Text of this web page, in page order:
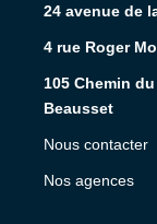
24 avenue de
4 rue Roger
105 Chemin
Beausset
Nous contacter
Nos agences